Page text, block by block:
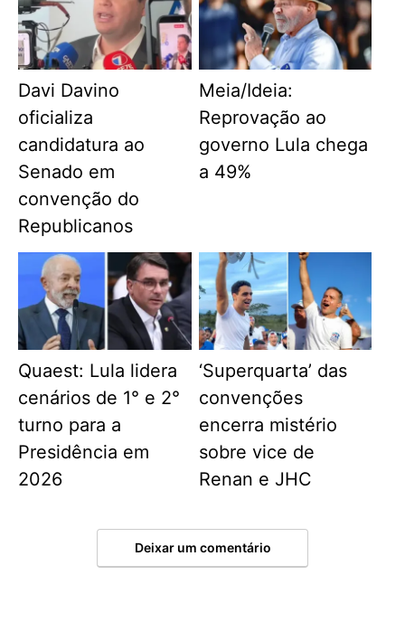
Davi Davino
oficializa
candidatura ao
Senado em
convenção do
Republicanos
Meia/Ideia:
Reprovação ao
governo Lula chega
a 49%
Quaest: Lula lidera
cenários de 1° e 2°
turno para a
Presidência em
2026
‘Superquarta’ das
convenções
encerra mistério
sobre vice de
Renan e JHC
Deixar um comentário